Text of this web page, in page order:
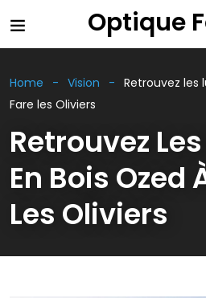
Optique
Home Vision
Retrouvez les
Fare les Oliviers
Retrouvez
En Bois Ozed
Les Oliviers